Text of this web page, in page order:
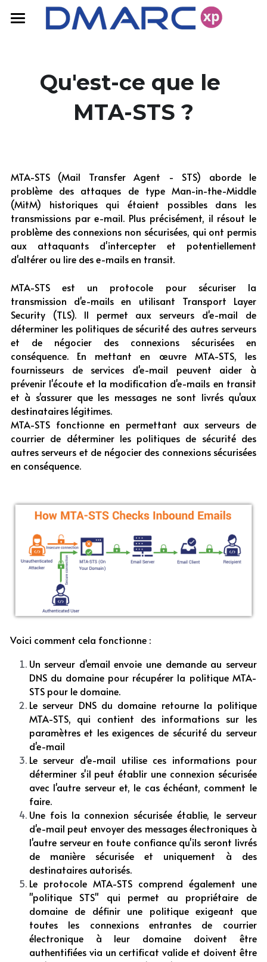
Nos produits
Solutions DMARC
Délivrabilité
Ressources
Livres Blancs
Contactez-nous
Qu'est-ce que le
MTA-STS ?
MTA-STS (Mail Transfer Agent - STS) aborde le
problème des attaques de type Man-in-the-Middle
(MitM) historiques qui étaient possibles dans les
transmissions par e-mail. Plus précisément, il résout le
problème des connexions non sécurisées, qui ont permis
aux attaquants d'intercepter et potentiellement
d'altérer ou lire des e-mails en transit.
MTA-STS est un protocole pour sécuriser la
transmission d'e-mails en utilisant Transport Layer
Security (TLS). Il permet aux serveurs d'e-mail de
déterminer les politiques de sécurité des autres serveurs
et de négocier des connexions sécurisées en
conséquence. En mettant en œuvre MTA-STS, les
fournisseurs de services d'e-mail peuvent aider à
prévenir l'écoute et la modification d'e-mails en transit
et à s'assurer que les messages ne sont livrés qu'aux
destinataires légitimes.
MTA-STS fonctionne en permettant aux serveurs de
courrier de déterminer les politiques de sécurité des
autres serveurs et de négocier des connexions sécurisées
en conséquence.
Voici comment cela fonctionne :
Un serveur d'email envoie une demande au serveur
DNS du domaine pour récupérer la politique MTA-
STS pour le domaine.
Le serveur DNS du domaine retourne la politique
MTA-STS, qui contient des informations sur les
paramètres et les exigences de sécurité du serveur
d'e-mail
Le serveur d'e-mail utilise ces informations pour
déterminer s'il peut établir une connexion sécurisée
avec l'autre serveur et, le cas échéant, comment le
faire.
Une fois la connexion sécurisée établie, le serveur
d'e-mail peut envoyer des messages électroniques à
l'autre serveur en toute confiance qu'ils seront livrés
de manière sécurisée et uniquement à des
destinataires autorisés.
Le protocole MTA-STS comprend également une
"politique STS" qui permet au propriétaire de
domaine de définir une politique exigeant que
toutes les connexions entrantes de courrier
électronique à leur domaine doivent être
authentifiées via un certificat valide et doivent être